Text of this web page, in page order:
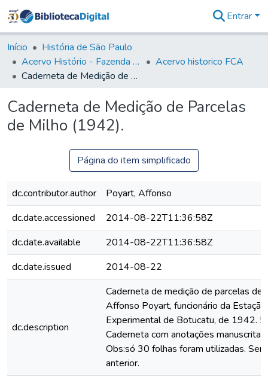
&
Coleções
Tudo na
Biblioteca
Estatísticas
Entrar
Início
História de São Paulo
Acervo Histório - Fazenda Lageado
Acervo historico FCA
Caderneta de Medição de Parcelas de Milho (1942).
Caderneta de Medição de Parcelas
de Milho (1942).
Página do item simplificado
dc.contributor.author
Poyart, Affonso
dc.date.accessioned
2014-08-22T11:36:58Z
dc.date.available
2014-08-22T11:36:58Z
dc.date.issued
2014-08-22
dc.description
Caderneta de medição de parcelas de
Affonso Poyart, funcionário da Estação
Experimental de Botucatu, de 1942.
Caderneta com anotações manuscritas
Obs:só 30 folhas foram utilizadas.
anterior.